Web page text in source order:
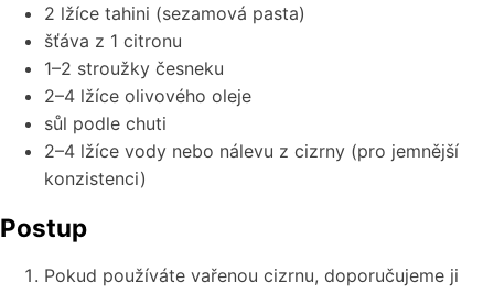
2 lžíce tahini (sezamová pasta)
šťáva z 1 citronu
1–2 stroužky česneku
2–4 lžíce olivového oleje
sůl podle chuti
2–4 lžíce vody nebo nálevu z cizrny (pro jemnější
konzistenci)
Postup
Pokud používáte vařenou cizrnu, doporučujeme ji